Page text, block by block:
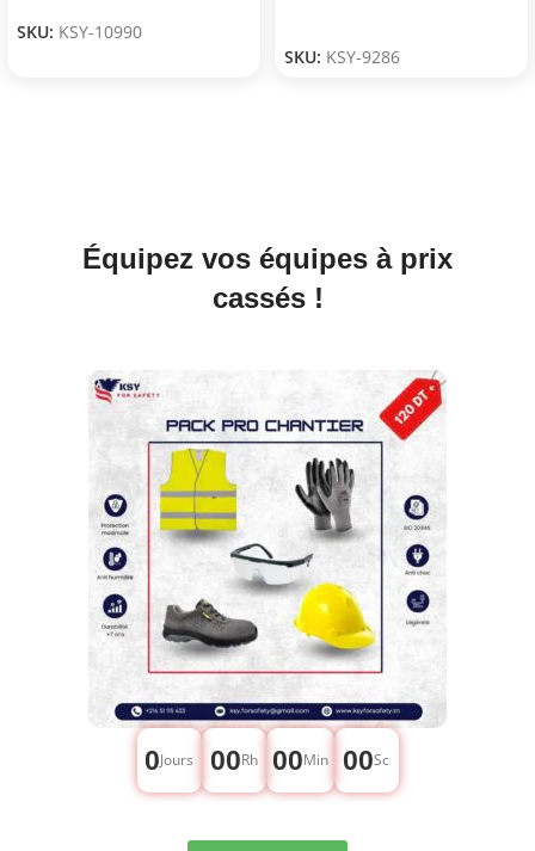
SKU: KSY-10990
SKU: KSY-9286
Équipez vos équipes à prix
cassés !
0Jours 00Rh 00Min 00Sc